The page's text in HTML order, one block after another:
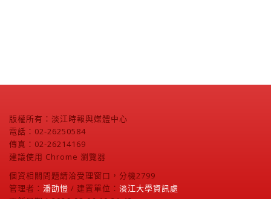
版權所有：淡江時報與媒體中心
電話：02-26250584
傳真：02-26214169
建議使用 Chrome 瀏覽器
個資相關問題請洽受理窗口，分機2799
管理者： 潘劭愷 / 建置單位： 淡江大學資訊處